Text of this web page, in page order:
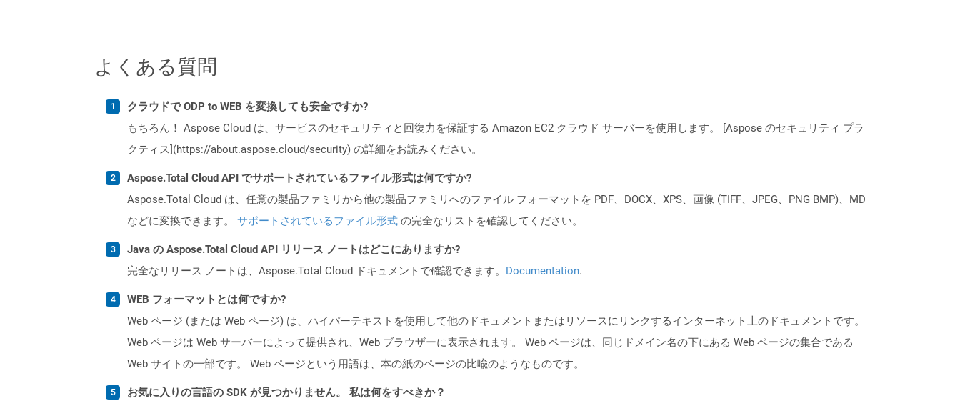
よくある質問
クラウドで ODP to WEB を変換しても安全ですか?
もちろん！ Aspose Cloud は、サービスのセキュリティと回復力を保証する Amazon EC2 クラウド サーバーを使用します。 [Aspose のセキュリティ プラ
クティス](https://about.aspose.cloud/security) の詳細をお読みください。
Aspose.Total Cloud API でサポートされているファイル形式は何ですか?
Aspose.Total Cloud は、任意の製品ファミリから他の製品ファミリへのファイル フォーマットを PDF、DOCX、XPS、画像 (TIFF、JPEG、PNG BMP)、MD
などに変換できます。 サポートされているファイル形式 の完全なリストを確認してください。
Java の Aspose.Total Cloud API リリース ノートはどこにありますか?
完全なリリース ノートは、Aspose.Total Cloud ドキュメントで確認できます。 Documentation.
WEB フォーマットとは何ですか?
Web ページ (または Web ページ) は、ハイパーテキストを使用して他のドキュメントまたはリソースにリンクするインターネット上のドキュメントです。
Web ページは Web サーバーによって提供され、Web ブラウザーに表示されます。 Web ページは、同じドメイン名の下にある Web ページの集合である
Web サイトの一部です。 Web ページという用語は、本の紙のページの比喩のようなものです。
お気に入りの言語の SDK が見つかりません。 私は何をすべきか？